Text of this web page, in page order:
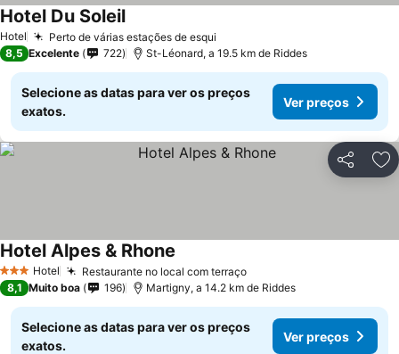
Hotel Perto de várias estações de esqui
Hotel Du Soleil
8,5 Excelente 722 St-Léonard, a 19.5 km de Riddes
Selecione as datas para ver os preços
exatos.
Ver preços
Partilhar
3 EstrelasHotel Restaurante no local com terraço
Hotel Alpes & Rhone
8,1 Muito boa 196 Martigny, a 14.2 km de Riddes
Selecione as datas para ver os preços
exatos.
Ver preços